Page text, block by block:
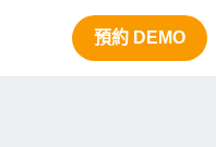
預約 DEMO